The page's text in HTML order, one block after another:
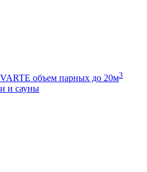
объем парных до 20м3
и сауны